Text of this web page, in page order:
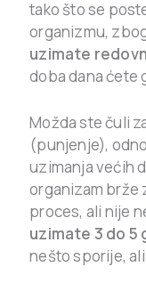
tako što se
organizmu,
uzimate
doba dana ćete
Možda ste čuli
(punjenje),
uzimanja većih
organizam brže
proces, ali nije
uzimate 3 do 5
nešto sporije,